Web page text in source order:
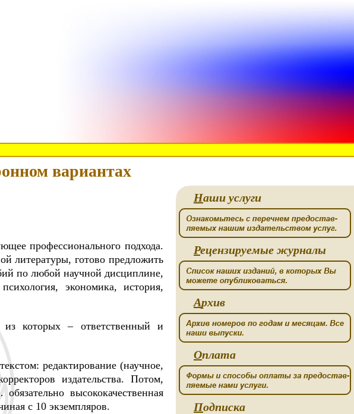
вариантах
Наши услуги
Рецензируемые журналы
Архив
Оплата
Подписка
профессионального подхода.
литературы, готово предложить
по любой научной дисциплине,
экономика, история,
из которых – ответственный и
редактирование (научное,
издательства. Потом,
высококачественная
с 10 экземпляров.